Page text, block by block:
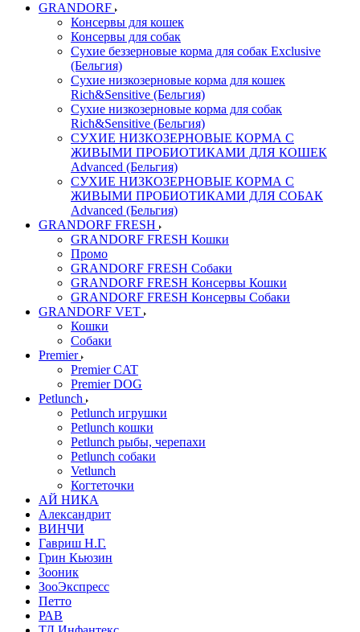
GRANDORF
Консервы для кошек
Консервы для собак
Сухие беззерновые корма для собак Exclusive
(Бельгия)
Сухие низкозерновые корма для кошек
Rich&Sensitive (Бельгия)
Сухие низкозерновые корма для собак
Rich&Sensitive (Бельгия)
СУХИЕ НИЗКОЗЕРНОВЫЕ КОРМА С
ЖИВЫМИ ПРОБИОТИКАМИ ДЛЯ КОШЕК
Advanced (Бельгия)
СУХИЕ НИЗКОЗЕРНОВЫЕ КОРМА С
ЖИВЫМИ ПРОБИОТИКАМИ ДЛЯ СОБАК
Advanced (Бельгия)
GRANDORF FRESH
GRANDORF FRESH Кошки
Промо
GRANDORF FRESH Собаки
GRANDORF FRESH Консервы Кошки
GRANDORF FRESH Консервы Собаки
GRANDORF VET
Кошки
Собаки
Premier
Premier CAT
Premier DOG
Petlunch
Petlunch игрушки
Petlunch кошки
Petlunch рыбы, черепахи
Petlunch собаки
Vetlunch
Когтеточки
АЙ НИКА
Александрит
ВИНЧИ
Гавриш Н.Г.
Грин Кьюзин
Зооник
ЗооЭкспресс
Петто
РАВ